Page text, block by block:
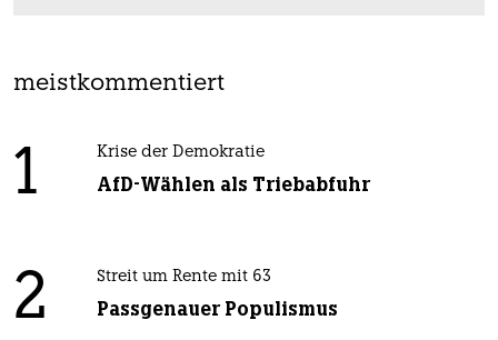
meistkommentiert
1 Krise der Demokratie
AfD-Wählen als Triebabfuhr
2 Streit um Rente mit 63
Passgenauer Populismus